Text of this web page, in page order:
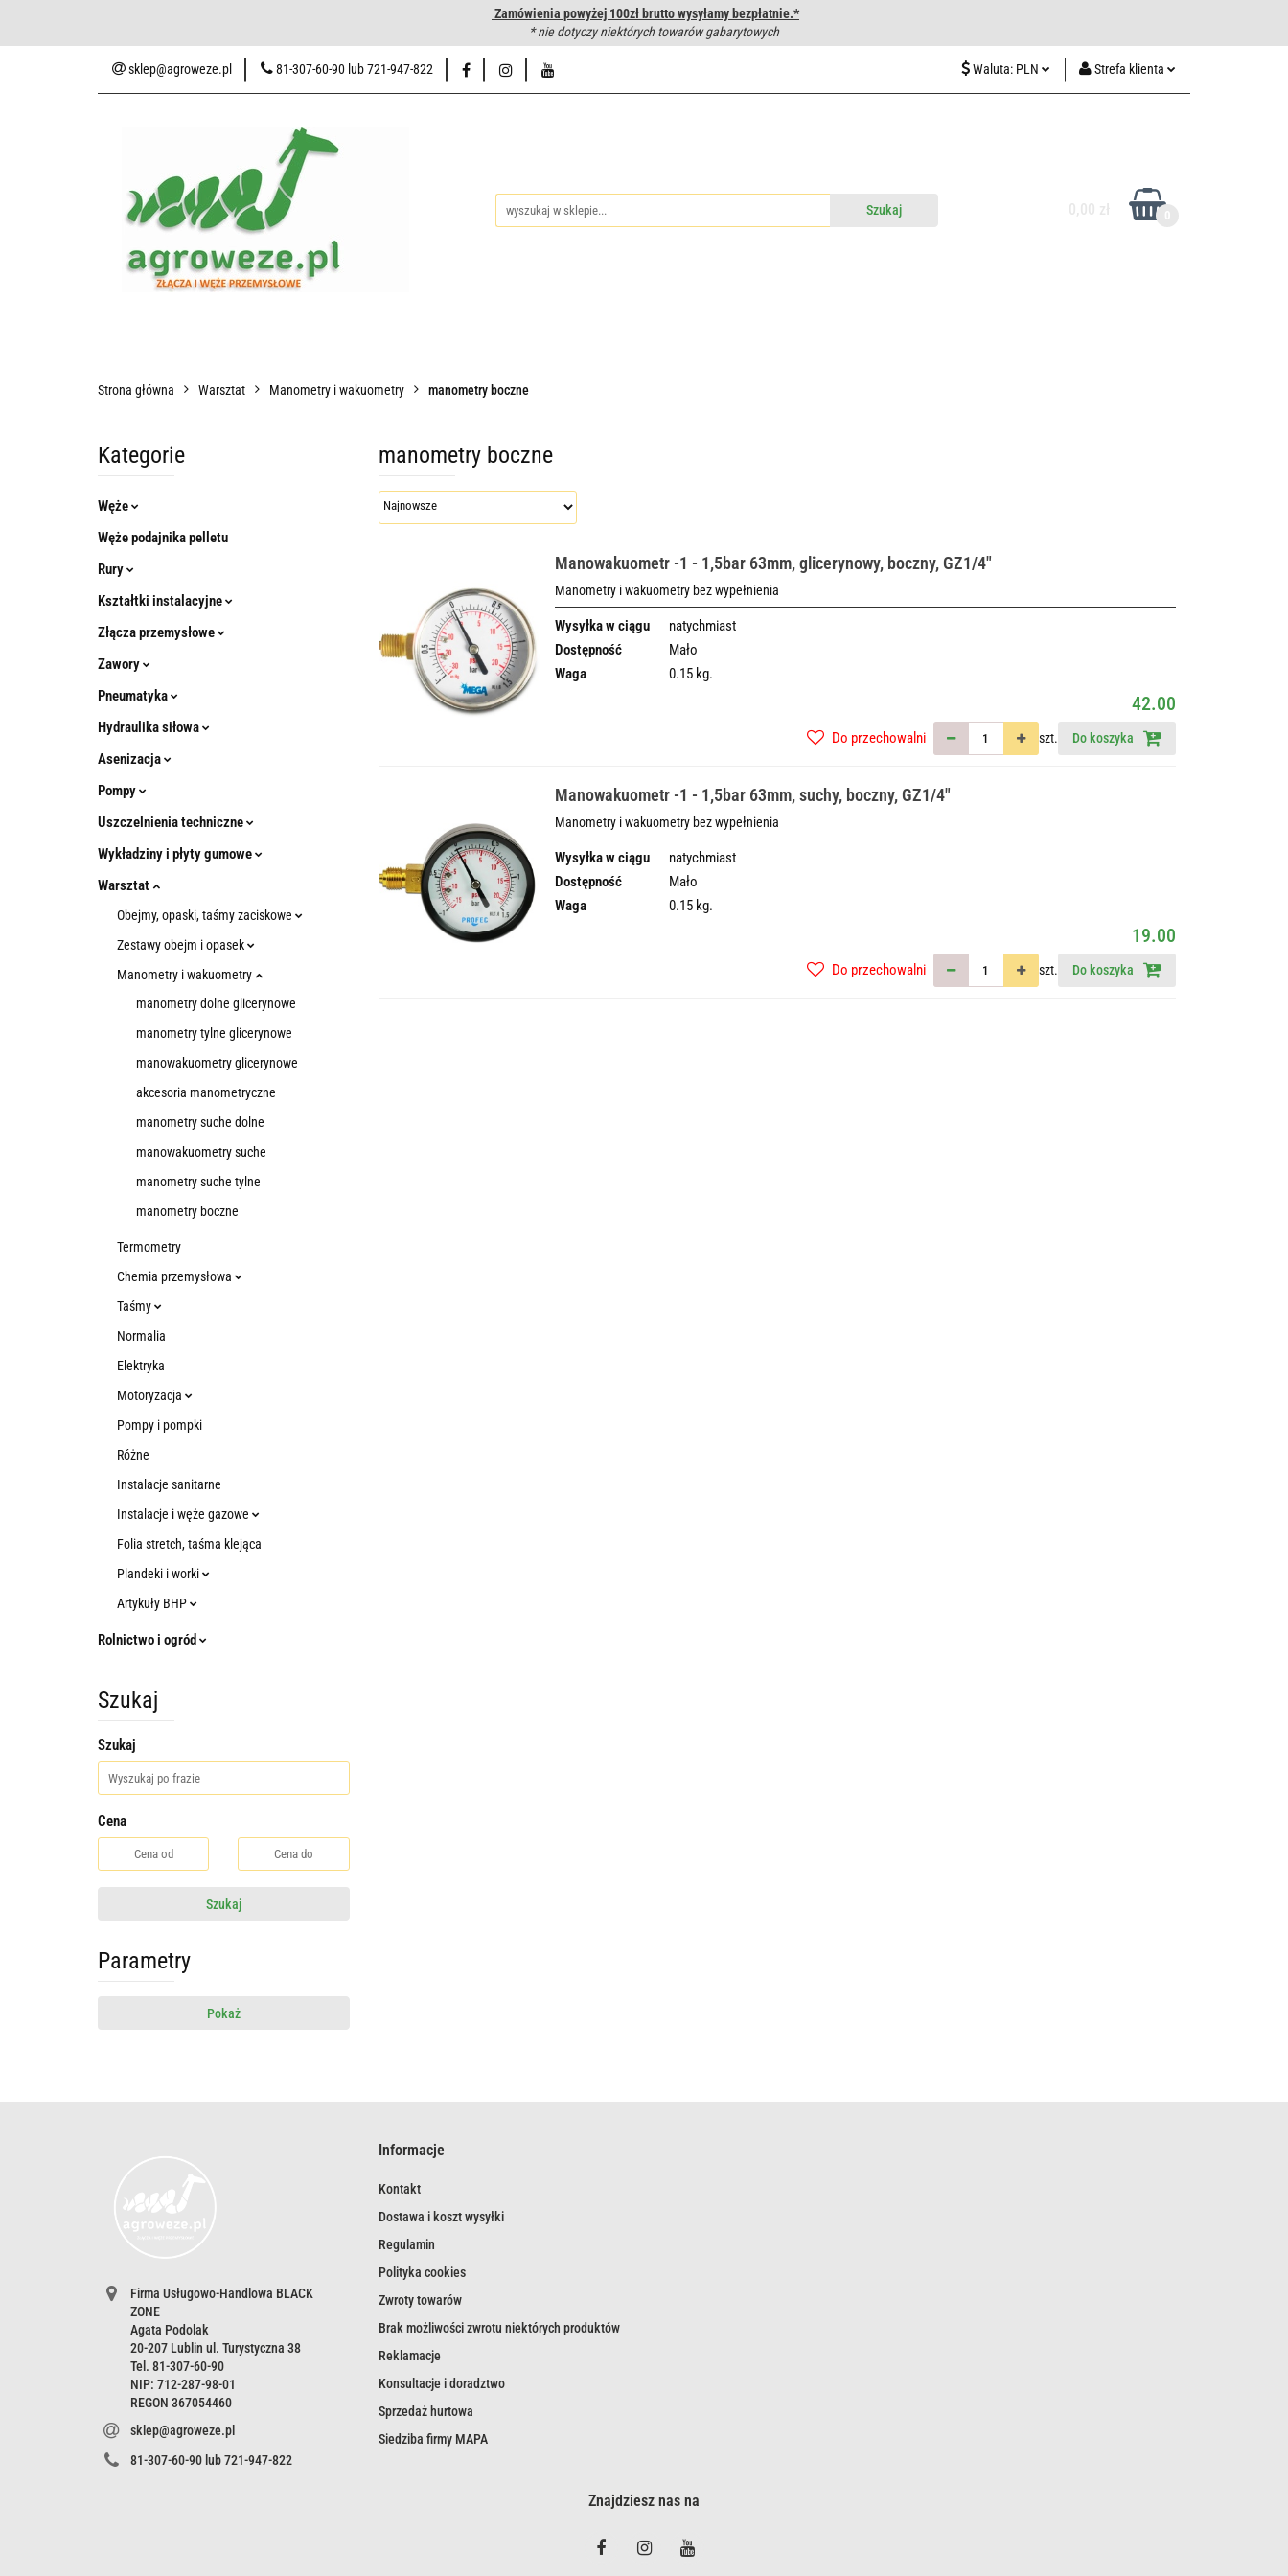
Zamówienia powyżej 100zł brutto wysyłamy bezpłatnie.*
* nie dotyczy niektórych towarów gabarytowych
sklep@agroweze.pl 81-307-60-90 lub 721-947-822 Waluta: PLN Strefa klienta
Zakuwanie węży hydraulicznych Hurtownia Napisz do nas
Strona główna Warsztat Manometry i wakuometry manometry boczne
Kategorie
Węże
Węże podajnika pelletu
Rury
Kształtki instalacyjne
Złącza przemysłowe
Zawory
Pneumatyka
Hydraulika siłowa
Asenizacja
Pompy
Uszczelnienia techniczne
Wykładziny i płyty gumowe
Warsztat
Obejmy, opaski, taśmy zaciskowe
Zestawy obejm i opasek
Manometry i wakuometry
manometry dolne glicerynowe
manometry tylne glicerynowe
manowakuometry glicerynowe
akcesoria manometryczne
manometry suche dolne
manowakuometry suche
manometry suche tylne
manometry boczne
Termometry
Chemia przemysłowa
Taśmy
Normalia
Elektryka
Motoryzacja
Pompy i pompki
Różne
Instalacje sanitarne
Instalacje i węże gazowe
Folia stretch, taśma klejąca
Plandeki i worki
Artykuły BHP
Rolnictwo i ogród
Szukaj
Szukaj
Cena
Szukaj
Parametry
Pokaż
manometry boczne
Manowakuometr -1 - 1,5bar 63mm, glicerynowy, boczny, GZ1/4"
Manometry i wakuometry bez wypełnienia
Wysyłka w ciągu
natychmiast
Dostępność
Mało
Waga
0.15 kg.
42.00
szt. Do koszyka
Do przechowalni
Manowakuometr -1 - 1,5bar 63mm, suchy, boczny, GZ1/4"
Manometry i wakuometry bez wypełnienia
Wysyłka w ciągu
natychmiast
Dostępność
Mało
Waga
0.15 kg.
19.00
szt. Do koszyka
Do przechowalni
Firma Usługowo-Handlowa BLACK
ZONE
Agata Podolak
20-207 Lublin ul. Turystyczna 38
Tel. 81-307-60-90
NIP: 712-287-98-01
REGON 367054460
sklep@agroweze.pl
81-307-60-90 lub 721-947-822
Informacje
Kontakt
Dostawa i koszt wysyłki
Regulamin
Polityka cookies
Zwroty towarów
Brak możliwości zwrotu niektórych produktów
Reklamacje
Konsultacje i doradztwo
Sprzedaż hurtowa
Siedziba firmy MAPA
Znajdziesz nas na